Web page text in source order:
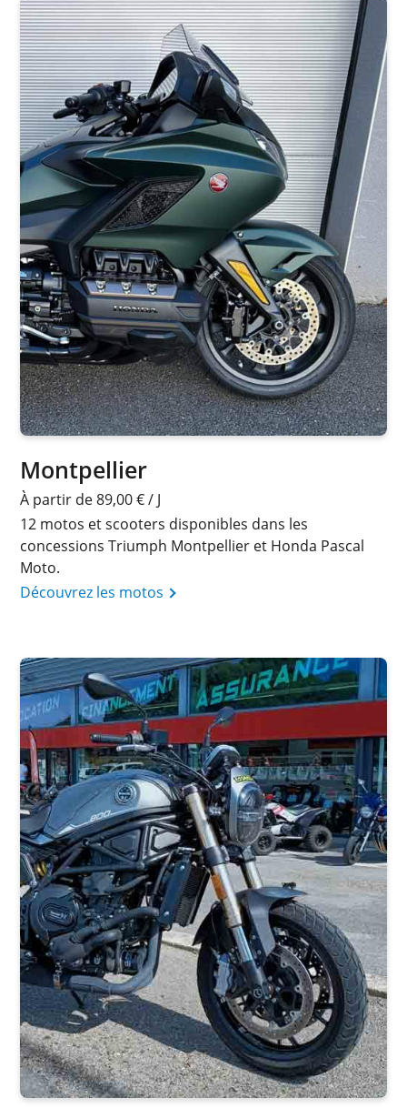
Montpellier
À partir de 89,00 € / J
12 motos et scooters disponibles dans les
concessions Triumph Montpellier et Honda Pascal
Moto.
Découvrez les motos